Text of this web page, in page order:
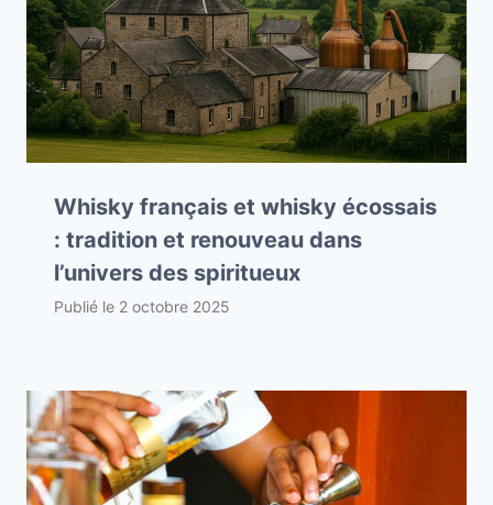
Whisky français et whisky écossais
: tradition et renouveau dans
l’univers des spiritueux
Publié le 2 octobre 2025